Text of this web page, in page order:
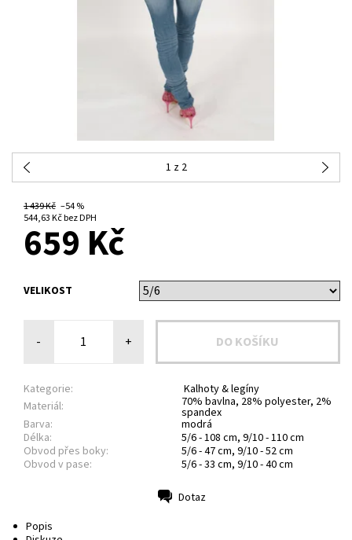
1 z 2
1 439 Kč –54 %
544,63 Kč bez DPH
659 Kč
VELIKOST
- +
Kategorie:
Kalhoty & legíny
Materiál:
70% bavlna, 28% polyester, 2%
spandex
Barva:
modrá
Délka:
5/6 - 108 cm, 9/10 - 110 cm
Obvod přes boky:
5/6 - 47 cm, 9/10 - 52 cm
Obvod v pase:
5/6 - 33 cm, 9/10 - 40 cm
Dotaz
Popis